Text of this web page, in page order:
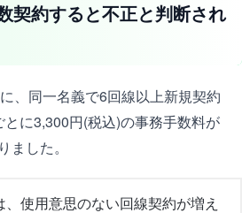
契約すると不正と判断され
、同一名義で6回線以上新規契約
に3,300円(税込)の事務手数料が
した。
使用意思のない回線契約が増え